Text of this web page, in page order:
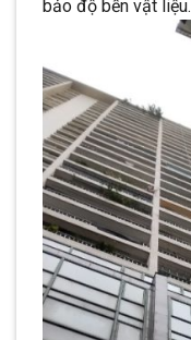
bảo độ bền vật liệu.